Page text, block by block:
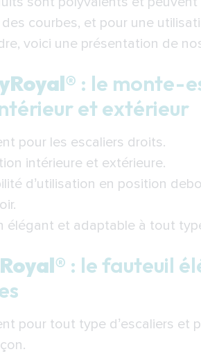
courbes, et pour une
voici une présentation de
: le monte-
et extérieur
pour les escaliers droits.
intérieure et extérieure.
d’utilisation en position
élégant et adaptable à tout
: le fauteuil
pour tout type d’escaliers et